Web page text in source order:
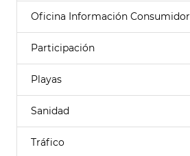
Oficina Información Consumidor
Participación
Playas
Sanidad
Tráfico